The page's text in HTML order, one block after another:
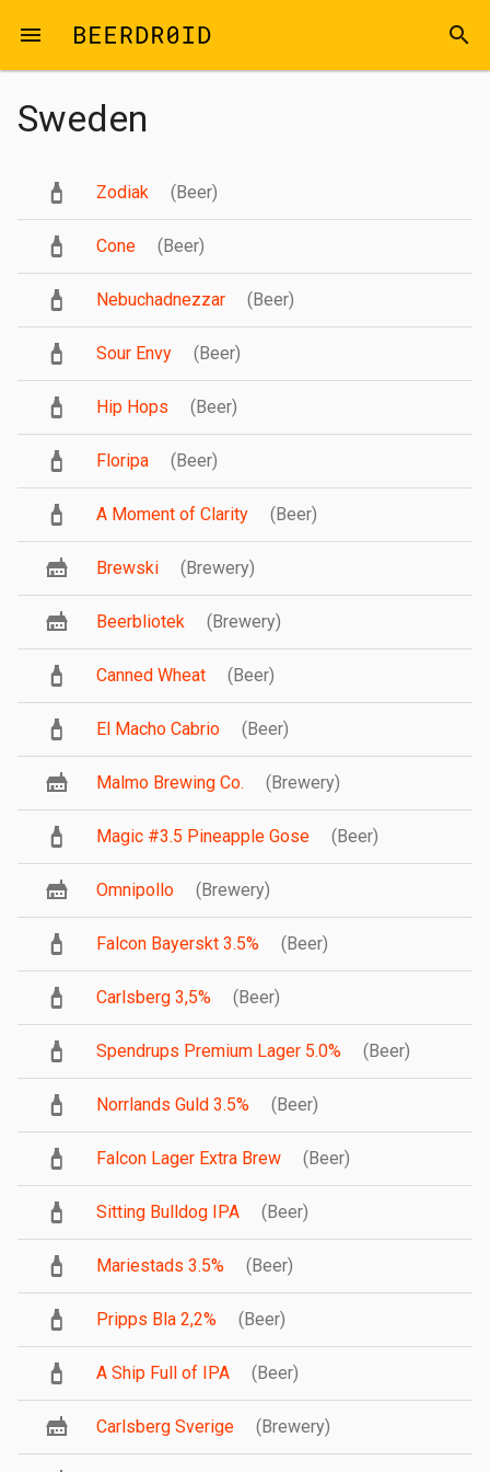
menu search
Sweden
Zodiak (Beer)
Cone (Beer)
Nebuchadnezzar (Beer)
Sour Envy (Beer)
Hip Hops (Beer)
Floripa (Beer)
A Moment of Clarity (Beer)
Brewski (Brewery)
Beerbliotek (Brewery)
Canned Wheat (Beer)
El Macho Cabrio (Beer)
Malmo Brewing Co. (Brewery)
Magic #3.5 Pineapple Gose (Beer)
Omnipollo (Brewery)
Falcon Bayerskt 3.5% (Beer)
Carlsberg 3,5% (Beer)
Spendrups Premium Lager 5.0% (Beer)
Norrlands Guld 3.5% (Beer)
Falcon Lager Extra Brew (Beer)
Sitting Bulldog IPA (Beer)
Mariestads 3.5% (Beer)
Pripps Bla 2,2% (Beer)
A Ship Full of IPA (Beer)
Carlsberg Sverige (Brewery)